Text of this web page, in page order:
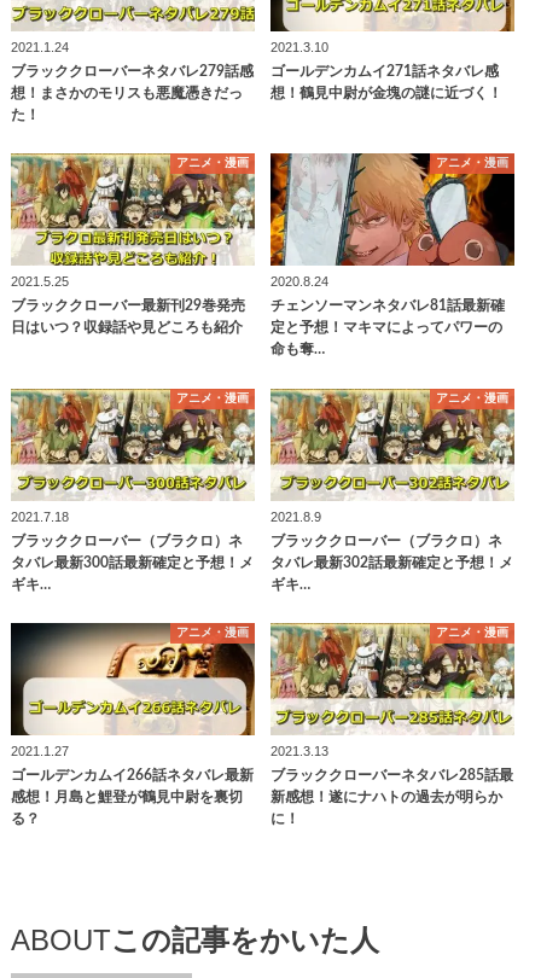
2021.1.24
ブラッククローバーネタバレ279話感
想！まさかのモリスも悪魔憑きだっ
た！
2021.3.10
ゴールデンカムイ271話ネタバレ感
想！鶴見中尉が金塊の謎に近づく！
アニメ・漫画
2021.5.25
ブラッククローバー最新刊29巻発売
日はいつ？収録話や見どころも紹介
アニメ・漫画
2020.8.24
チェンソーマンネタバレ81話最新確
定と予想！マキマによってパワーの
命も奪…
アニメ・漫画
2021.7.18
ブラッククローバー（ブラクロ）ネ
タバレ最新300話最新確定と予想！メ
ギキ…
アニメ・漫画
2021.8.9
ブラッククローバー（ブラクロ）ネ
タバレ最新302話最新確定と予想！メ
ギキ…
アニメ・漫画
2021.1.27
ゴールデンカムイ266話ネタバレ最新
感想！月島と鯉登が鶴見中尉を裏切
る？
アニメ・漫画
2021.3.13
ブラッククローバーネタバレ285話最
新感想！遂にナハトの過去が明らか
に！
ABOUTこの記事をかいた人